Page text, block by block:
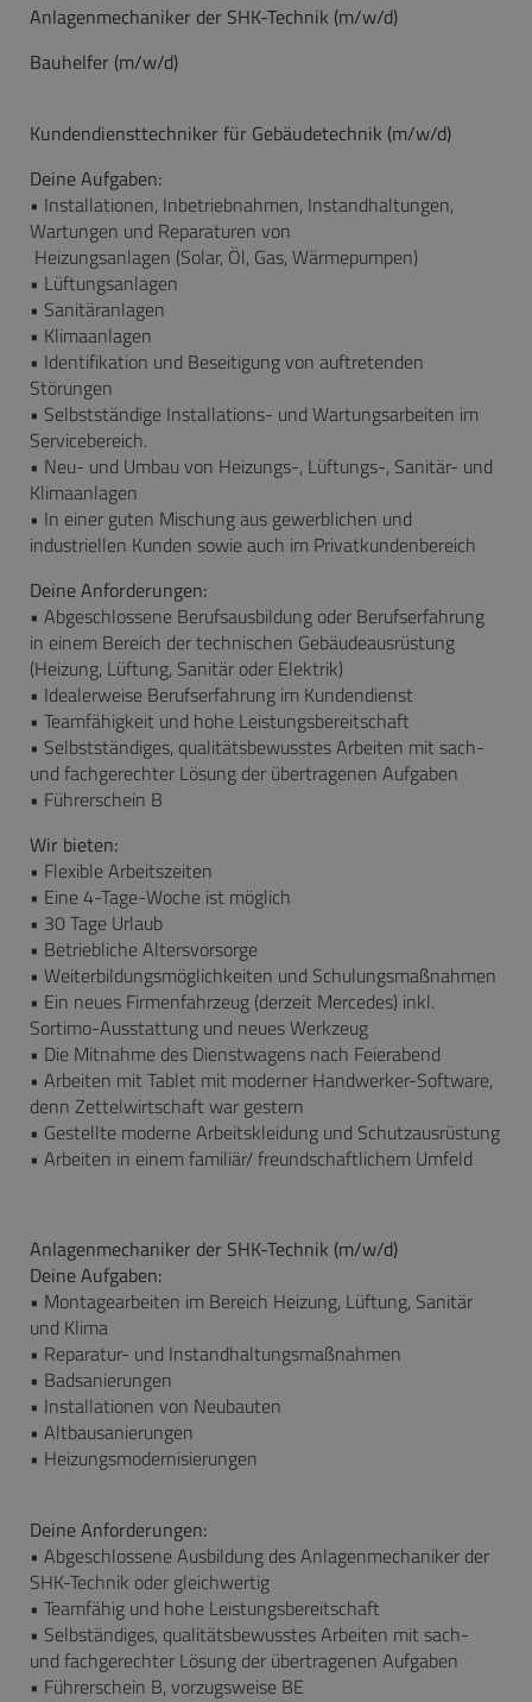
Anlagenmechaniker der SHK-Technik (m/w/d)
Bauhelfer (m/w/d)
Kundendiensttechniker für Gebäudetechnik (m/w/d)
Deine Aufgaben:
• Installationen, Inbetriebnahmen, Instandhaltungen,
Wartungen und Reparaturen von
Heizungsanlagen (Solar, Öl, Gas, Wärmepumpen)
• Lüftungsanlagen
• Sanitäranlagen
• Klimaanlagen
• Identifikation und Beseitigung von auftretenden
Störungen
• Selbstständige Installations- und Wartungsarbeiten im
Servicebereich.
• Neu- und Umbau von Heizungs-, Lüftungs-, Sanitär- und
Klimaanlagen
• In einer guten Mischung aus gewerblichen und
industriellen Kunden sowie auch im Privatkundenbereich
Deine Anforderungen:
• Abgeschlossene Berufsausbildung oder Berufserfahrung
in einem Bereich der technischen Gebäudeausrüstung
(Heizung, Lüftung, Sanitär oder Elektrik)
• Idealerweise Berufserfahrung im Kundendienst
• Teamfähigkeit und hohe Leistungsbereitschaft
• Selbstständiges, qualitätsbewusstes Arbeiten mit sach-
und fachgerechter Lösung der übertragenen Aufgaben
• Führerschein B
Wir bieten:
• Flexible Arbeitszeiten
• Eine 4-Tage-Woche ist möglich
• 30 Tage Urlaub
• Betriebliche Altersvorsorge
• Weiterbildungsmöglichkeiten und Schulungsmaßnahmen
• Ein neues Firmenfahrzeug (derzeit Mercedes) inkl.
Sortimo-Ausstattung und neues Werkzeug
• Die Mitnahme des Dienstwagens nach Feierabend
• Arbeiten mit Tablet mit moderner Handwerker-Software,
denn Zettelwirtschaft war gestern
• Gestellte moderne Arbeitskleidung und Schutzausrüstung
• Arbeiten in einem familiär/ freundschaftlichem Umfeld
Anlagenmechaniker der SHK-Technik (m/w/d)
Deine Aufgaben:
• Montagearbeiten im Bereich Heizung, Lüftung, Sanitär
und Klima
• Reparatur- und Instandhaltungsmaßnahmen
• Badsanierungen
• Installationen von Neubauten
• Altbausanierungen
• Heizungsmodernisierungen
Deine Anforderungen:
• Abgeschlossene Ausbildung des Anlagenmechaniker der
SHK-Technik oder gleichwertig
• Teamfähig und hohe Leistungsbereitschaft
• Selbständiges, qualitätsbewusstes Arbeiten mit sach-
und fachgerechter Lösung der übertragenen Aufgaben
• Führerschein B, vorzugsweise BE